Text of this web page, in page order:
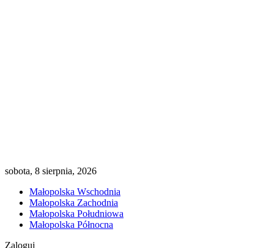
sobota, 8 sierpnia, 2026
Małopolska Wschodnia
Małopolska Zachodnia
Małopolska Południowa
Małopolska Północna
Zaloguj